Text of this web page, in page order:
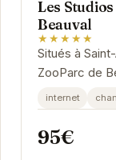
Les
Beauval
★★★★★
Situés à
ZooParc de
proposent
fonctionnel....
internet
95€